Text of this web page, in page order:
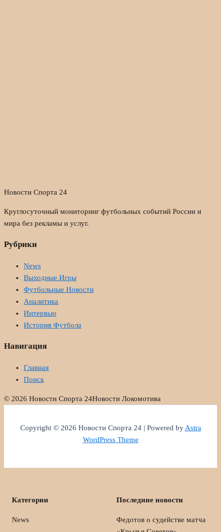
Новости Спорта 24
Круглосуточный мониторинг футбольных событий России и
мира без рекламы и услуг.
Рубрики
News
Выходные Игры
Футбольные Новости
Аналитика
Интервью
История Футбола
Навигация
Главная
Поиск
© 2026 Новости Спорта 24Новости Локомотива
Copyright © 2026 Новости Спорта 24 | Powered byAstra
WordPress Theme
Категории
News
Последние новости
Федотов о судействе матча